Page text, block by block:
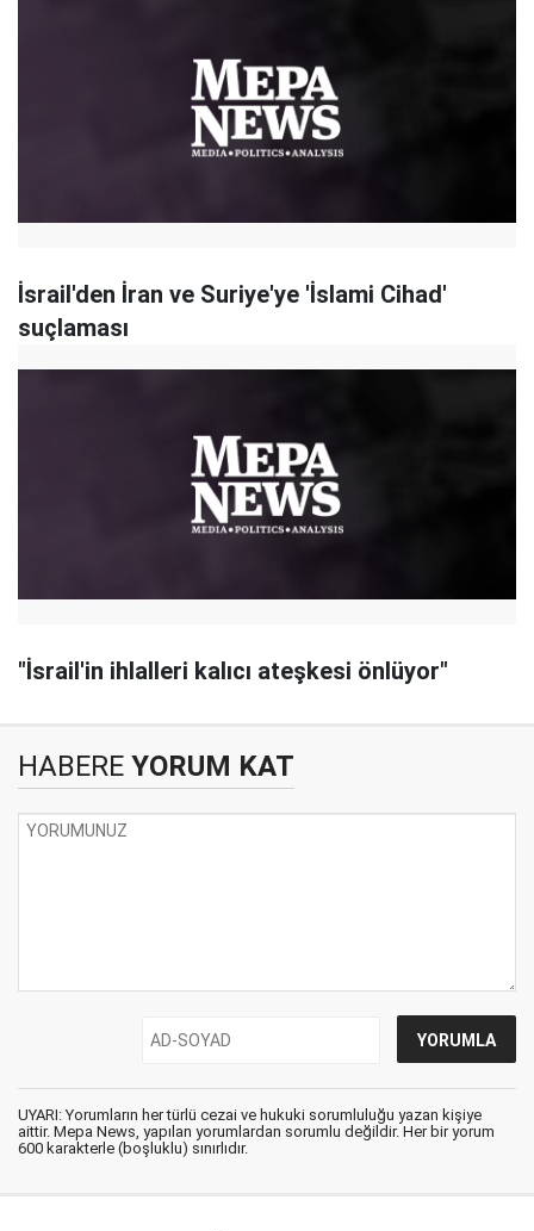
İsrail'den İran ve Suriye'ye 'İslami Cihad'
suçlaması
"İsrail'in ihlalleri kalıcı ateşkesi önlüyor"
HABERE YORUM KAT
UYARI: Yorumların her türlü cezai ve hukuki sorumluluğu yazan kişiye
aittir. Mepa News, yapılan yorumlardan sorumlu değildir. Her bir yorum
600 karakterle (boşluklu) sınırlıdır.